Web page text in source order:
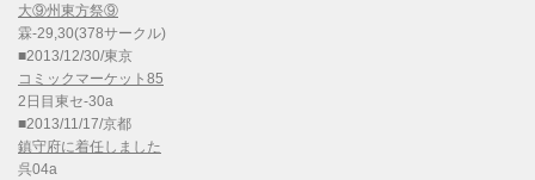
大⑨州東方祭⑨
霖-29,30(378サークル)
■2013/12/30/東京
コミックマーケット85
2日目東セ-30a
■2013/11/17/京都
鎮守府に着任しました
呉04a